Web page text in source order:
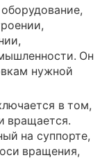
Он
нужной
в том,
вращается.
на суппорте,
вращения,